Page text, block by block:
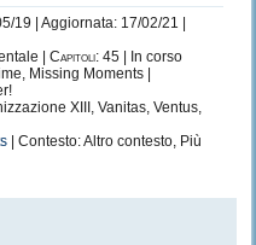
19 | Aggiornata: 17/02/21 |
| Capitoli: 45 | In corso
Missing Moments |
XIII, Vanitas, Ventus,
| Contesto: Altro contesto, Più